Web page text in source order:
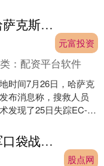
元涌....
元富投资 哈萨克斯坦失踪军用直升机碎片被找到
元富投资
：配资平台软件
时间7月26日，哈萨克
布消息称，搜救人员
发现了25日失踪EC-
股点网 俄军口袋战术奏效，欧洲专家预测：红军城或马上失守，但乌克兰不用太担心_乌军_城市_军事
股点网